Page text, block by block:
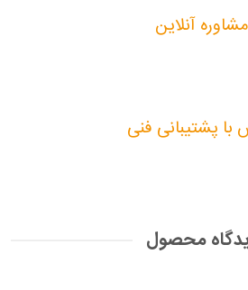
مشاوره آنلاین
با پشتیبانی فنی
محصول